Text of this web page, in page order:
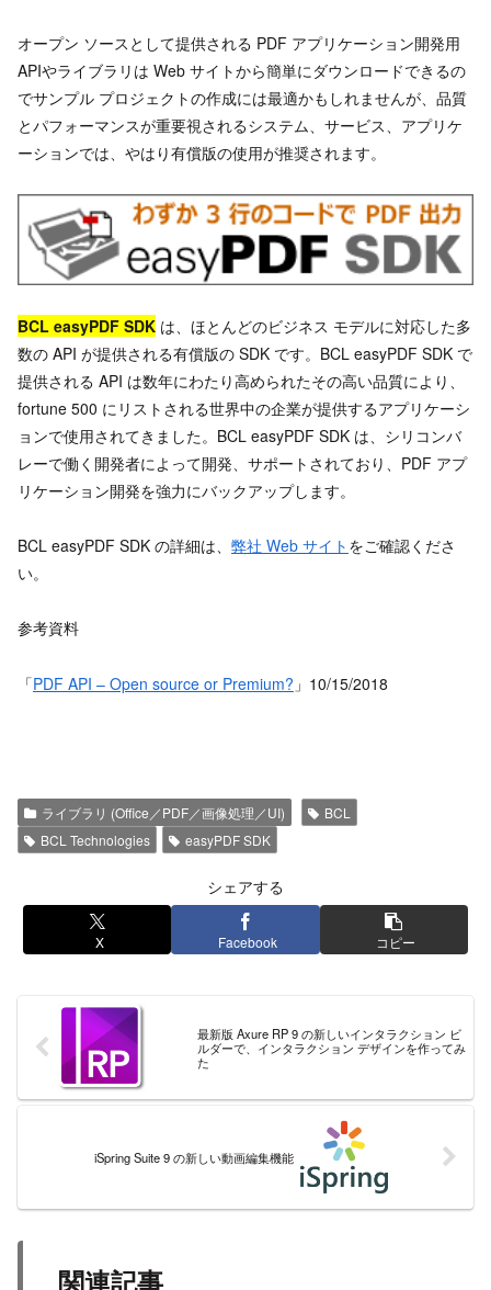
オープン ソースとして提供される PDF アプリケーション開発用
APIやライブラリは Web サイトから簡単にダウンロードできるの
でサンプル プロジェクトの作成には最適かもしれませんが、品質
とパフォーマンスが重要視されるシステム、サービス、アプリケ
ーションでは、やはり有償版の使用が推奨されます。
BCL easyPDF SDK は、ほとんどのビジネス モデルに対応した多
数の API が提供される有償版の SDK です。BCL easyPDF SDK で
提供される API は数年にわたり高められたその高い品質により、
fortune 500 にリストされる世界中の企業が提供するアプリケーシ
ョンで使用されてきました。BCL easyPDF SDK は、シリコンバ
レーで働く開発者によって開発、サポートされており、PDF アプ
リケーション開発を強力にバックアップします。
BCL easyPDF SDK の詳細は、 弊社 Web サイト をご確認くださ
い。
参考資料
「PDF API – Open source or Premium? 」10/15/2018
ライブラリ (Office／PDF／画像処理／UI)
BCL
BCL Technologies
easyPDF SDK
シェアする
X Facebook コピー
最新版 Axure RP 9 の新しいインタラクション ビ
ルダーで、インタラクション デザインを作ってみ
た
iSpring Suite 9 の新しい動画編集機能
関連記事